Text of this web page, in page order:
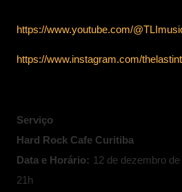
https://www.youtube.com/
https://www.instagram.com/
Serviço
Hard Rock Cafe Curitiba
Data e Horário: 12 de dezembro
21h